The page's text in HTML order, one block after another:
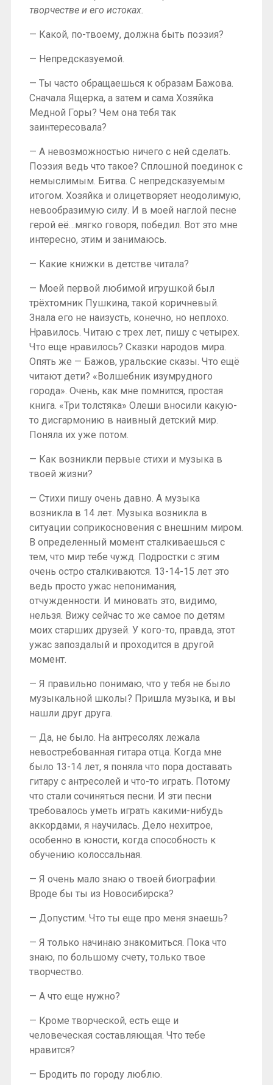
творчестве и его истоках.
— Какой, по-твоему, должна быть поэзия?
— Непредсказуемой.
— Ты часто обращаешься к образам Бажова.
Сначала Ящерка, а затем и сама Хозяйка
Медной Горы? Чем она тебя так
заинтересовала?
— А невозможностью ничего с ней сделать.
Поэзия ведь что такое? Сплошной поединок с
немыслимым. Битва. С непредсказуемым
итогом. Хозяйка и олицетворяет неодолимую,
невообразимую силу. И в моей наглой песне
герой её…мягко говоря, победил. Вот это мне
интересно, этим и занимаюсь.
— Какие книжки в детстве читала?
— Моей первой любимой игрушкой был
трёхтомник Пушкина, такой коричневый.
Знала его не наизусть, конечно, но неплохо.
Нравилось. Читаю с трех лет, пишу с четырех.
Что еще нравилось? Сказки народов мира.
Опять же — Бажов, уральские сказы. Что ещё
читают дети? «Волшебник изумрудного
города». Очень, как мне помнится, простая
книга. «Три толстяка» Олеши вносили какую-
то дисгармонию в наивный детский мир.
Поняла их уже потом.
— Как возникли первые стихи и музыка в
твоей жизни?
— Стихи пишу очень давно. А музыка
возникла в 14 лет. Музыка возникла в
ситуации соприкосновения с внешним миром.
В определенный момент сталкиваешься с
тем, что мир тебе чужд. Подростки с этим
очень остро сталкиваются. 13-14-15 лет это
ведь просто ужас непонимания,
отчужденности. И миновать это, видимо,
нельзя. Вижу сейчас то же самое по детям
моих старших друзей. У кого-то, правда, этот
ужас запоздалый и проходится в другой
момент.
— Я правильно понимаю, что у тебя не было
музыкальной школы? Пришла музыка, и вы
нашли друг друга.
— Да, не было. На антресолях лежала
невостребованная гитара отца. Когда мне
было 13-14 лет, я поняла что пора доставать
гитару с антресолей и что-то играть. Потому
что стали сочиняться песни. И эти песни
требовалось уметь играть какими-нибудь
аккордами, я научилась. Дело нехитрое,
особенно в юности, когда способность к
обучению колоссальная.
— Я очень мало знаю о твоей биографии.
Вроде бы ты из Новосибирска?
— Допустим. Что ты еще про меня знаешь?
— Я только начинаю знакомиться. Пока что
знаю, по большому счету, только твое
творчество.
— А что еще нужно?
— Кроме творческой, есть еще и
человеческая составляющая. Что тебе
нравится?
— Бродить по городу люблю.